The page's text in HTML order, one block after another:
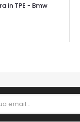
in TPE - Bmw